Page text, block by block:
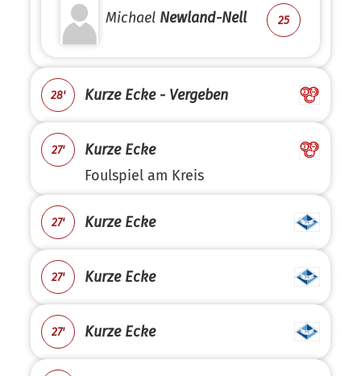
Michael Newland-Nell 25
28' Kurze Ecke - Vergeben
27'
Kurze Ecke
Foulspiel am Kreis
27' Kurze Ecke
27' Kurze Ecke
27' Kurze Ecke